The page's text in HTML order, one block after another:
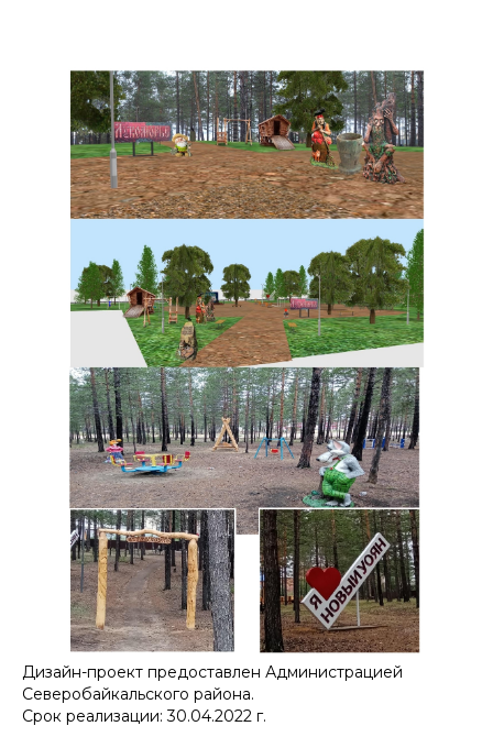
Дизайн-проект предоставлен Администрацией
Северобайкальского района.
Срок реализации: 30.04.2022 г.